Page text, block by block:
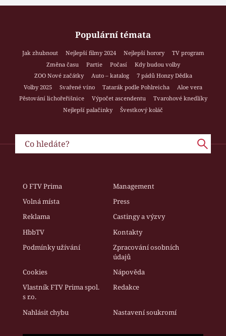
Populární témata
Jak zhubnout Nejlepší filmy 2024 Nejlepší horory
TV program
Změna času
Partie Počasí
Kdy budou volby
ZOO Nové začátky
Auto – katalog
7 pádů Honzy Dědka
Volby 2025
Svařené víno Tatarák podle Pohlreicha
Aloe vera
Pěstování lichořeřišnice
Výpočet ascendentu
Tvarohové knedlíky
Nejlepší palačinky
Švestkový koláč
O FTV Prima
Management
Volná místa
Press
Reklama
Castingy a výzvy
HbbTV
Kontakty
Podmínky užívání
Zpracování osobních
údajů
Cookies
Nápověda
Vlastník FTV Prima spol.
s r.o.
Redakce
Nahlásit chybu Nastavení soukromí